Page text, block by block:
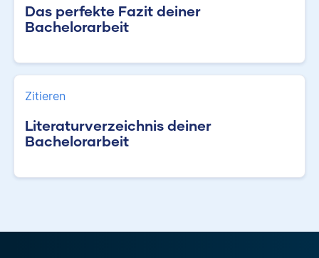
Das perfekte Fazit deiner
Bachelorarbeit
Zitieren
Literaturverzeichnis deiner
Bachelorarbeit